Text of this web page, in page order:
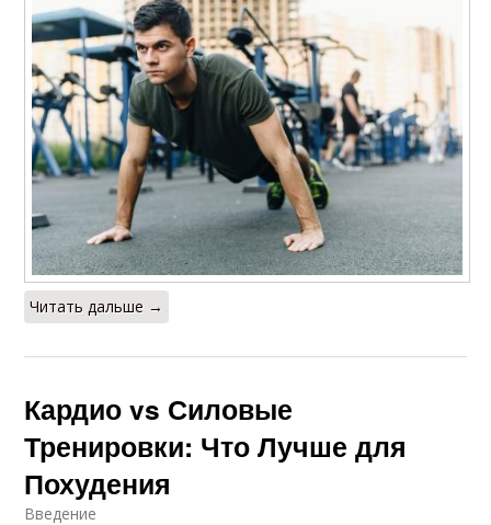
Читать дальше →
Кардио vs Силовые
Тренировки: Что Лучше для
Похудения
Введение